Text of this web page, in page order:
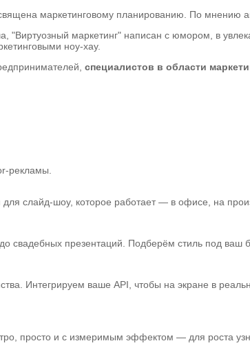
маркетинговому планированию. По мнению
"Виртуозный маркетинг" написан с юмором, в
ноу-хау.
специалистов в области
рекламы.
слайд-шоу, которое работает — в офисе, на
презентаций. Подберём стиль под ваш
Интегрируем ваше API, чтобы на экране в
просто и с измеримым эффектом — для роста